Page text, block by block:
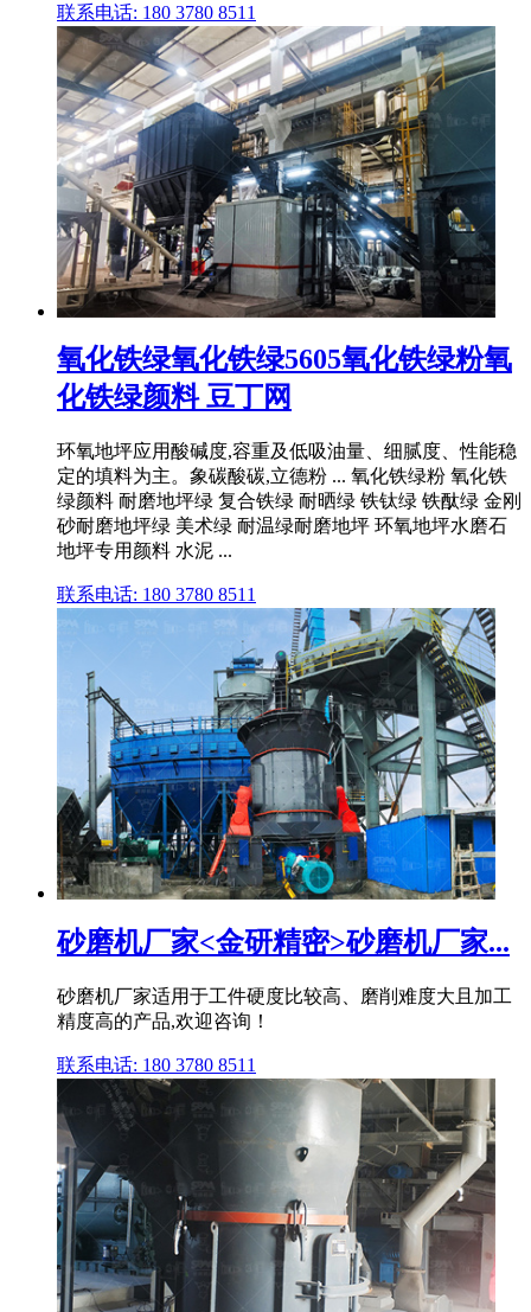
联系电话: 180 3780 8511
氧化铁绿氧化铁绿5605氧化铁绿粉氧
化铁绿颜料 豆丁网
环氧地坪应用酸碱度,容重及低吸油量、细腻度、性能稳
定的填料为主。象碳酸碳,立德粉 ... 氧化铁绿粉 氧化铁
绿颜料 耐磨地坪绿 复合铁绿 耐晒绿 铁钛绿 铁酞绿 金刚
砂耐磨地坪绿 美术绿 耐温绿耐磨地坪 环氧地坪水磨石
地坪专用颜料 水泥 ...
联系电话: 180 3780 8511
砂磨机厂家<金研精密>砂磨机厂家...
砂磨机厂家适用于工件硬度比较高、磨削难度大且加工
精度高的产品,欢迎咨询！
联系电话: 180 3780 8511